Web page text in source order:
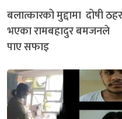
बलात्कारको मुद्दामा दोषी ठहर
भएका रामबहादुर बमजनले
पाए सफाइ